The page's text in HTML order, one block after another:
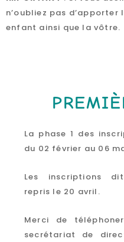
n’oubliez pas d’apporter
enfant ainsi que la vôtre.
La phase 1 des
du 02 février au 06
Les inscriptions
repris le 20 avril.
Merci de
secrétariat de